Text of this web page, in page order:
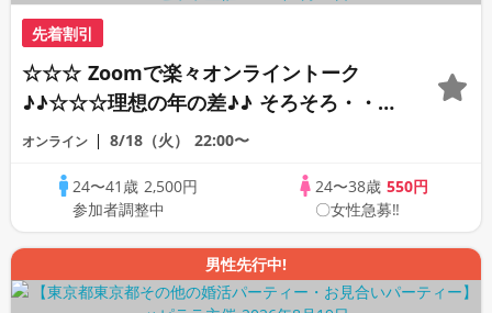
先着割引
☆☆☆ Zoomで楽々オンライントーク
♪♪☆☆☆理想の年の差♪♪ そろそろ・・・
素敵な恋人見つけたい♪ ♪☆カジュアルな
行あり♪♪
オンライン 8/18（火） 22:00〜
24〜41歳 2,500円
参加者調整中
24〜38歳 550円
〇女性急募‼
男性先行中!